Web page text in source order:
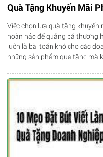
Quà Tặng Khuyến Mãi
Việc chọn lựa quà tặng khuyến
hoàn hảo để quảng bá thương
luôn là bài toán khó cho các
những sản phẩm quà tặng mà